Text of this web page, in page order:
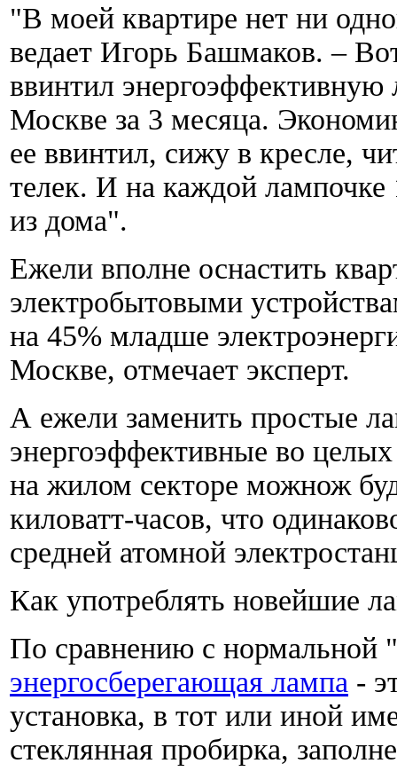
"В моей квартире нет ни
ведает Игорь Башмаков. –
ввинтил энергоэффективную
Москве за 3 месяца.
ее ввинтил, сижу в кресле,
телек. И на каждой
из дома".
Ежели вполне оснастить
электробытовыми
на 45% младше
Москве, отмечает эксперт.
А ежели заменить простые
энергоэффективные во
на жилом секторе можнож
киловатт-часов, что
средней атомной
Как употреблять новейшие
По сравнению с
энергосберегающая лампа -
установка, в тот или иной
стеклянная пробирка,